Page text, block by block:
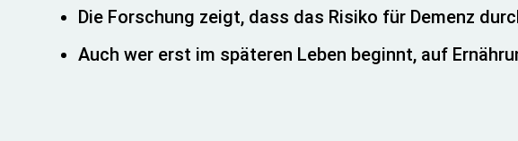
Die Forschung zeigt, dass das Risiko für Demenz
Auch wer erst im späteren Leben beginnt, auf